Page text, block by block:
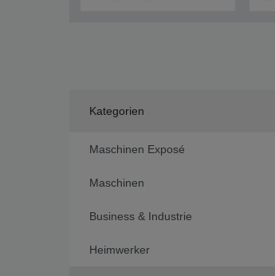
Kategorien
Maschinen Exposé
Maschinen
Business & Industrie
Heimwerker